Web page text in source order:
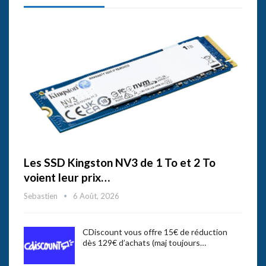
Les SSD Kingston NV3 de 1 To et 2 To
voient leur prix…
Sebastien 6 Août, 2026
CDiscount vous offre 15€ de réduction
dès 129€ d’achats (maj toujours…